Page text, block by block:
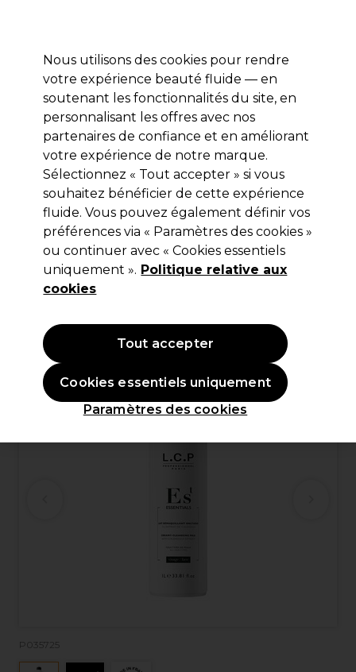
Se connecter
Marques Bons plans Coiffure Electro et Matériel
Livraison et délais
lire la suite
L.C.P Professionnel Paris
L.C.P Professionnel Paris Essentials
Lait Démaquillant à l’Extrait de
Calendula 1000ml
(0)
22,62 €
P035725
Nous utilisons des cookies pour rendre
votre expérience beauté fluide — en
soutenant les fonctionnalités du site, en
personnalisant les offres avec nos
partenaires de confiance et en améliorant
votre expérience de notre marque.
Sélectionnez « Tout accepter » si vous
souhaitez bénéficier de cette expérience
fluide. Vous pouvez également définir vos
préférences via « Paramètres des cookies »
ou continuer avec « Cookies essentiels
uniquement ». Politique relative aux
cookies
Paramètres des cookies
Cookies essentiels uniquement
Tout accepter